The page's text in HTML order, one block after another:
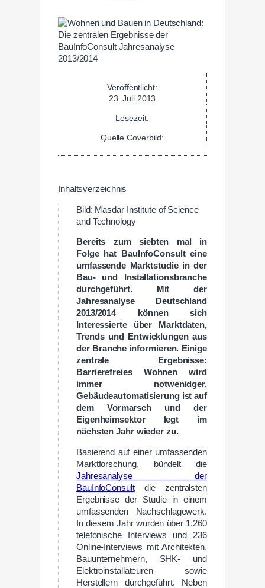
Veröffentlicht:
23. Juli 2013
Lesezeit:
Quelle Coverbild:
Inhaltsverzeichnis
Bild: Masdar Institute of Science
and Technology
Bereits zum siebten mal in
Folge hat BauInfoConsult eine
umfassende Marktstudie in der
Bau- und Installationsbranche
durchgeführt. Mit der
Jahresanalyse Deutschland
2013/2014 können sich
Interessierte über Marktdaten,
Trends und Entwicklungen aus
der Branche informieren. Einige
zentrale Ergebnisse:
Barrierefreies Wohnen wird
immer notwenidger,
Gebäudeautomatisierung ist auf
dem Vormarsch und der
Eigenheimsektor legt im
nächsten Jahr wieder zu.
Basierend auf einer umfassenden
Marktforschung, bündelt die
Jahresanalyse der
BauInfoConsultdie zentralsten
Ergebnisse der Studie in einem
umfassenden Nachschlagewerk.
In diesem Jahr wurden über 1.260
telefonische Interviews und 236
Online-Interviews mit Architekten,
Bauunternehmern, SHK- und
Elektroinstallateuren sowie
Herstellern durchgeführt. Neben